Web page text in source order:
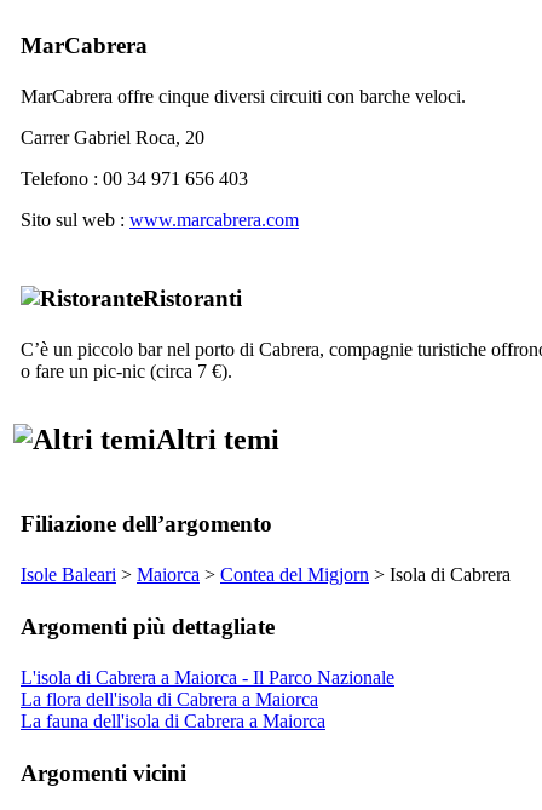
MarCabrera
MarCabrera offre cinque diversi circuiti con barche veloci.
Carrer Gabriel Roca, 20
Telefono : 00 34 971 656 403
Sito sul web : www.marcabrera.com
Ristoranti
C’è un piccolo bar nel porto di Cabrera, compagnie turistiche
o fare un pic-nic (circa 7 €).
Altri temi
Filiazione dell’argomento
Isole Baleari > Maiorca > Contea del Migjorn > Isola di Cabrera
Argomenti più dettagliate
L'isola di Cabrera a Maiorca - Il Parco Nazionale
La flora dell'isola di Cabrera a Maiorca
La fauna dell'isola di Cabrera a Maiorca
Argomenti vicini